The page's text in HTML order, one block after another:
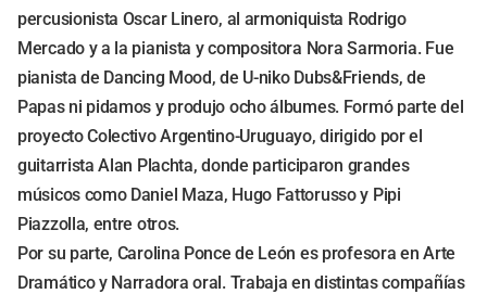
percusionista Oscar Linero, al armoniquista Rodrigo
Mercado y a la pianista y compositora Nora Sarmoria. Fue
pianista de Dancing Mood, de U-niko Dubs&Friends, de
Papas ni pidamos y produjo ocho álbumes. Formó parte del
proyecto Colectivo Argentino-Uruguayo, dirigido por el
guitarrista Alan Plachta, donde participaron grandes
músicos como Daniel Maza, Hugo Fattorusso y Pipi
Piazzolla, entre otros.
Por su parte, Carolina Ponce de León es profesora en Arte
Dramático y Narradora oral. Trabaja en distintas compañías